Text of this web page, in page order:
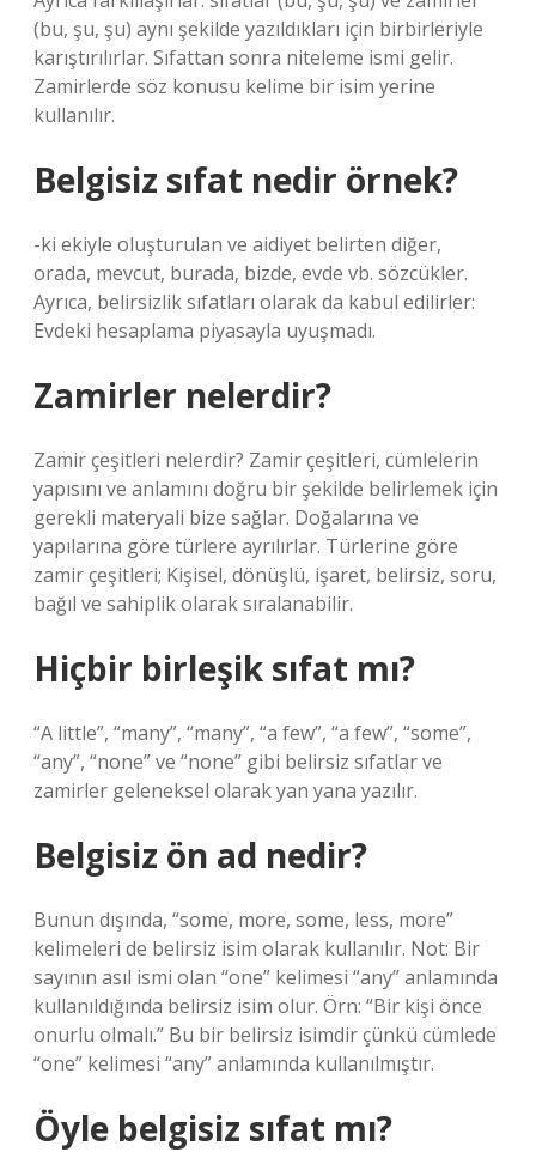
(bu, şu, şu) aynı şekilde yazıldıkları için birbirleriyle
karıştırılırlar. Sıfattan sonra niteleme ismi gelir.
Zamirlerde söz konusu kelime bir isim yerine
kullanılır.
Belgisiz sıfat nedir örnek?
-ki ekiyle oluşturulan ve aidiyet belirten diğer,
orada, mevcut, burada, bizde, evde vb. sözcükler.
Ayrıca, belirsizlik sıfatları olarak da kabul edilirler:
Evdeki hesaplama piyasayla uyuşmadı.
Zamirler nelerdir?
Zamir çeşitleri nelerdir? Zamir çeşitleri, cümlelerin
yapısını ve anlamını doğru bir şekilde belirlemek için
gerekli materyali bize sağlar. Doğalarına ve
yapılarına göre türlere ayrılırlar. Türlerine göre
zamir çeşitleri; Kişisel, dönüşlü, işaret, belirsiz, soru,
bağıl ve sahiplik olarak sıralanabilir.
Hiçbir birleşik sıfat mı?
“A little”, “many”, “many”, “a few”, “a few”, “some”,
“any”, “none” ve “none” gibi belirsiz sıfatlar ve
zamirler geleneksel olarak yan yana yazılır.
Belgisiz ön ad nedir?
Bunun dışında, “some, more, some, less, more”
kelimeleri de belirsiz isim olarak kullanılır. Not: Bir
sayının asıl ismi olan “one” kelimesi “any” anlamında
kullanıldığında belirsiz isim olur. Örn: “Bir kişi önce
onurlu olmalı.” Bu bir belirsiz isimdir çünkü cümlede
“one” kelimesi “any” anlamında kullanılmıştır.
Öyle belgisiz sıfat mı?